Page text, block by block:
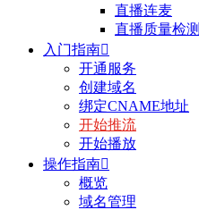
直播连麦
直播质量检测
入门指南
开通服务
创建域名
绑定CNAME地址
开始推流
开始播放
操作指南
概览
域名管理